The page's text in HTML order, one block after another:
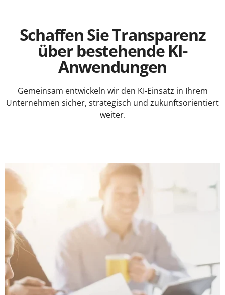
Schaffen Sie Transparenz
über bestehende KI-
Anwendungen
Gemeinsam entwickeln wir den KI-Einsatz in Ihrem
Unternehmen sicher, strategisch und zukunftsorientiert
weiter.